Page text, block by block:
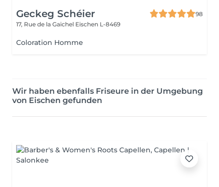
Geckeg Schéier
98
17, Rue de la Gaichel Eischen L-8469
Coloration Homme
Wir haben ebenfalls Friseure in der Umgebung
von Eischen gefunden